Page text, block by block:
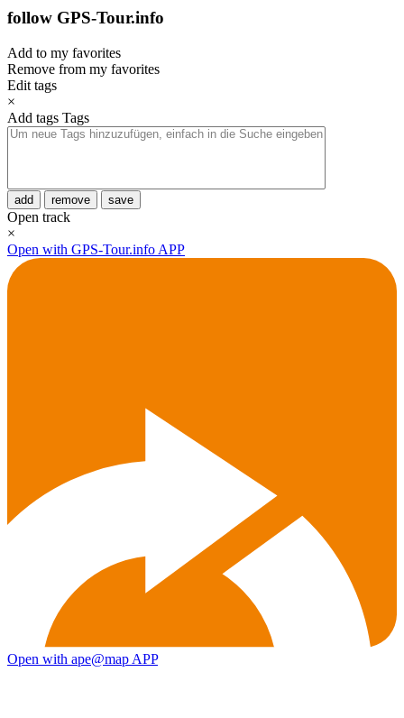
follow GPS-Tour.info
Add to my favorites
Remove from my favorites
Edit tags
×
Add tags Tags
add remove save
Open track
×
Open with GPS-Tour.info APP
Open with ape@map APP